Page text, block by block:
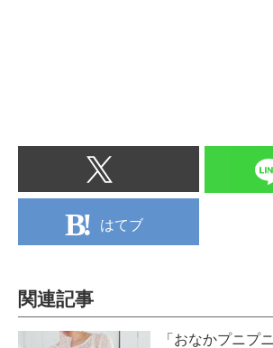
はてブ
関連記事
「おなかプニプ